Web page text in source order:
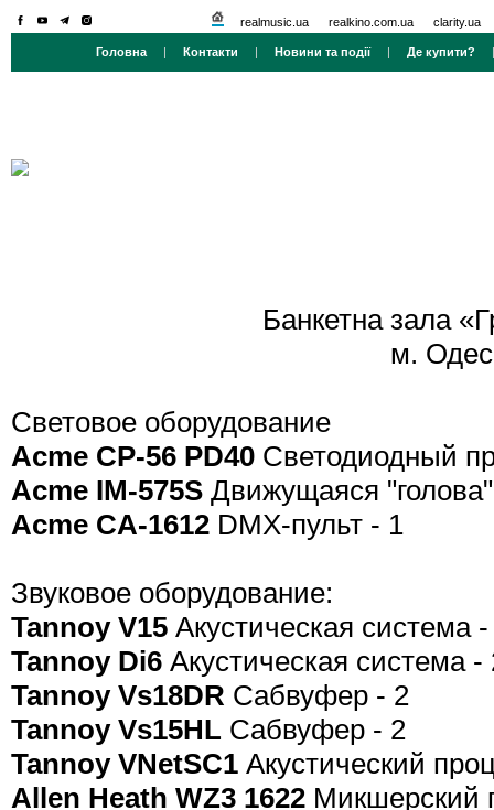
realmusic.ua realkino.com.ua clarity.ua
Головна | Контакти | Новини та події| Де купити?
Банкетна зала
м.
Световое оборудование
Acme CP-56 PD40 Светодиодный
Acme IM-575S Движущаяся
Acme CA-1612 DMX-пульт - 1
Звуковое оборудование:
Tannoy V15 Акустическая система
Tannoy Di6 Акустическая система -
Tannoy Vs18DR Сабвуфер - 2
Tannoy Vs15HL Сабвуфер - 2
Tannoy VNetSC1 Акустический
Allen Heath WZ3 1622 Микшерский